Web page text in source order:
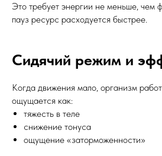
Это требует энергии не меньше, чем
пауз ресурс расходуется быстрее.
Сидячий режим и
Когда движения мало, организм
ощущается как:
тяжесть в теле
снижение тонуса
ощущение «заторможенности»